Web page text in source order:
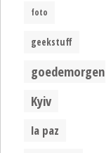
foto
geekstuff
goedemorgen
Kyiv
la paz